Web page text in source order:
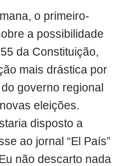
o primeiro-
a possibilidade
da Constituição,
mais drástica por
governo regional
eleições.
disposto a
ao jornal “El País”
não descarto nada